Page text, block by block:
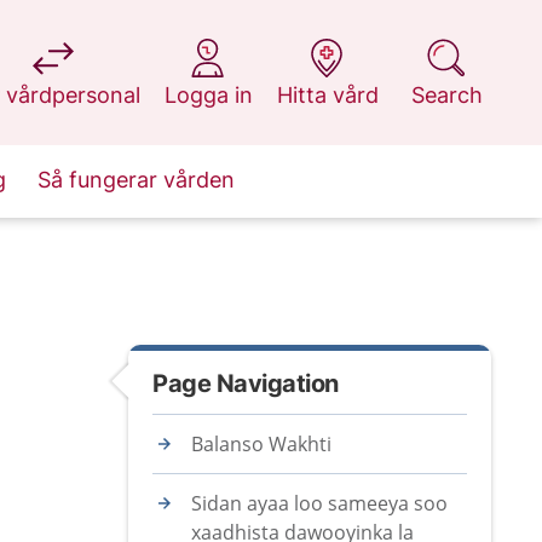
vårdpersonal
at 1177.se
Logga in
at 1177.se
Hitta vård
at 1177.se
Search
at 1177.se
Så fungerar vården
Page Navigation
Balanso Wakhti
Sidan ayaa loo sameeya soo
xaadhista dawooyinka la